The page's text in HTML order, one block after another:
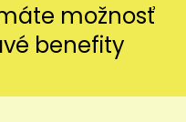
možnosť
benefity